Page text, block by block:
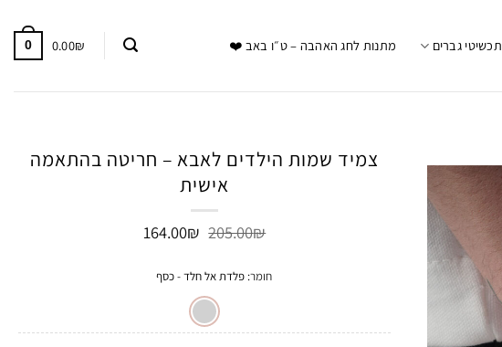
תכשיטי גברים מתנות לחג האהבה – ט״ו באב ❤️ 0.00₪
0
צמיד שמות הילדים לאבא – חריטה בהתאמה
אישית
205.00₪ המחיר
205.00₪.
164.00₪
חומר:פלדת אל חלד - כסף